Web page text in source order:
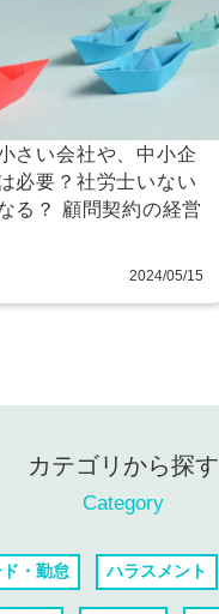
さい会社や、中小企
必要？社労士いない
る？ 顧問契約の経営
2024/05/15
カテゴリから探す
Category
・勤怠 ハラスメント